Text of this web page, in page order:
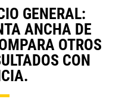
para todas las
de ruedas y cadenas.
GENERAL:
ANCHA DE
OTROS
CON